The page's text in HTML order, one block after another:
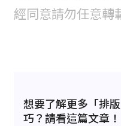
經同意請勿任意轉
想要了解更多「排
巧？請看這篇文章！